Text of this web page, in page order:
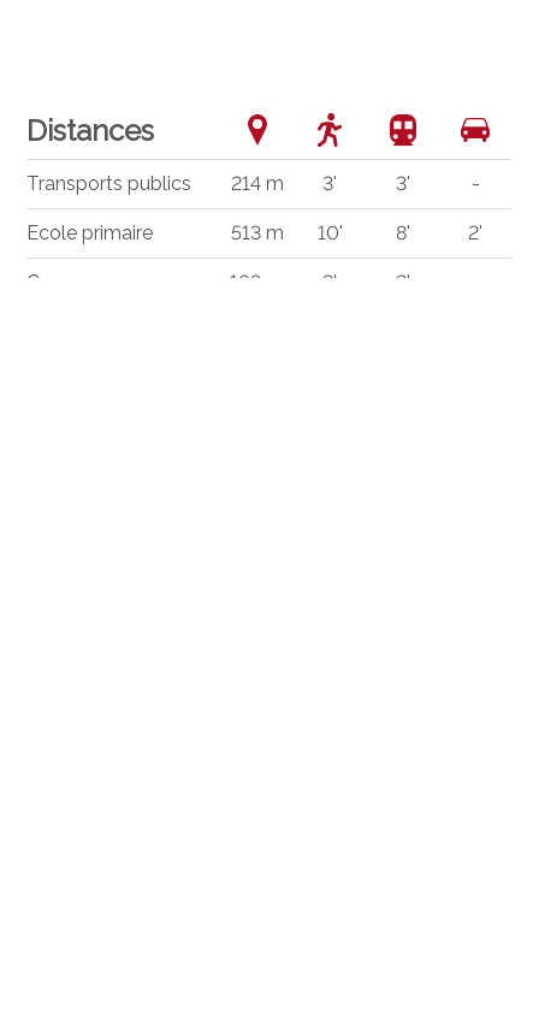
Distances
Transports publics 214 m 3' 3' -
Ecole primaire 513 m 10' 8' 2'
Commerces 163 m 2' 2'